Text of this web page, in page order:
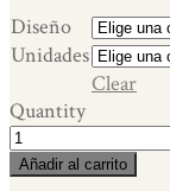
Diseño
Unidades
Clear
Quantity
Set
de
Añadir al carrito